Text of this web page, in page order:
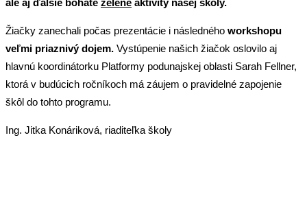
ale aj ďalšie bohaté zelené aktivity našej školy.
Žiačky zanechali počas prezentácie i následného workshopu
veľmi priaznivý dojem. Vystúpenie našich žiačok oslovilo aj
hlavnú koordinátorku Platformy podunajskej oblasti Sarah Fellner,
ktorá v budúcich ročníkoch má záujem o pravidelné zapojenie
škôl do tohto programu.
Ing. Jitka Konáriková, riaditeľka školy